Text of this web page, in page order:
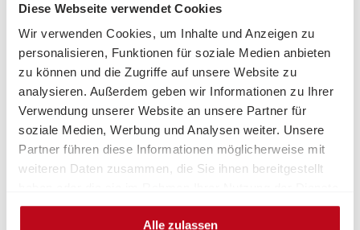
Diese Webseite verwendet Cookies
Wir verwenden Cookies, um Inhalte und Anzeigen zu
personalisieren, Funktionen für soziale Medien anbieten
zu können und die Zugriffe auf unsere Website zu
analysieren. Außerdem geben wir Informationen zu Ihrer
Verwendung unserer Website an unsere Partner für
soziale Medien, Werbung und Analysen weiter. Unsere
Partner führen diese Informationen möglicherweise mit
weiteren Daten zusammen, die Sie ihnen bereitgestellt
gesammelt haben.
Alle zulassen
Unterstützung für Menschen mit
Pflegebedarf
Der Fonds „Pflege.möglich.machen“ der Volkshilfe
unterstützt armutsgefährdete Menschen in Österreich
mit Pflegebedarf durch eine einmalige finanzielle Hilfe.
Ziel ist es, die häusliche Pflege und Betreuung zu
erleichtern und die Lebenssituation nachhaltig zu
verbessern.
Therapien, Selbstbehalte bei mobilen Diensten, 24-